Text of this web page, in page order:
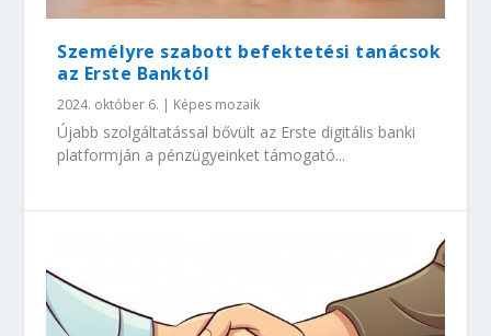
Személyre szabott befektetési tanácsok
az Erste Banktól
2024. október 6. | Képes mozaik
Újabb szolgáltatással bővült az Erste digitális banki
platformján a pénzügyeinket támogató...